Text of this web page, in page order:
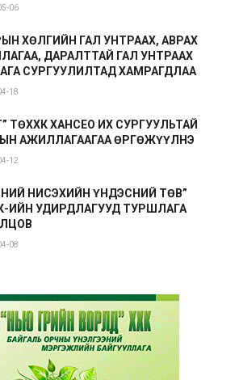
06
ХӨЛГИЙН ГАЛ УНТРААХ, АВРАХ
ДАРАЛТТАЙ ГАЛ УНТРААХ
СУРГУУЛИЛТАД ХАМРАГДЛАА
18
ТӨХХК ХАНСЕО ИХ СУРГУУЛЬТАЙ
АЖИЛЛАГААГАА ӨРГӨЖҮҮЛНЭ
12
НИСЭХИЙН ҮНДЭСНИЙ ТӨВ”
ИЙН УДИРДЛАГУУД ТУРШЛАГА
08